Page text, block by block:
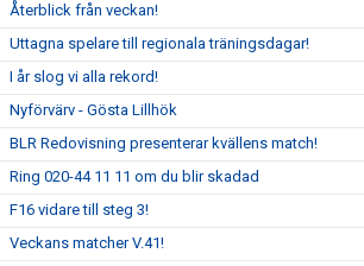
Återblick från veckan!
Uttagna spelare till regionala träningsdagar!
I år slog vi alla rekord!
Nyförvärv - Gösta Lillhök
BLR Redovisning presenterar kvällens match!
Ring 020-44 11 11 om du blir skadad
F16 vidare till steg 3!
Veckans matcher V.41!